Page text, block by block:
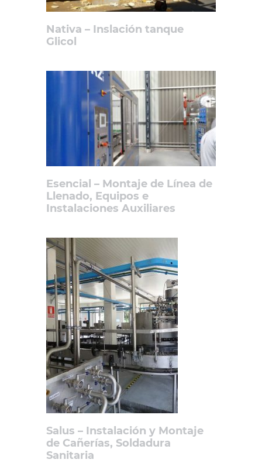
Nativa – Inslación tanque
Glicol
Esencial – Montaje de Línea de
Llenado, Equipos e
Instalaciones Auxiliares
Salus – Instalación y Montaje
de Cañerías, Soldadura
Sanitaria